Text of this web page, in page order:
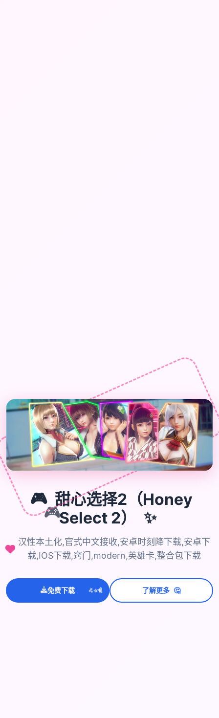
🎮
🎮 甜心选择2（Honey
Select 2）
✨
汉性本土化,官式中文接收,安卓时刻降下载,安卓下
载,IOS下载,窍门,modern,英雄卡,整合包下载
免费下载 ✨⭐💫 了解更多 🤔